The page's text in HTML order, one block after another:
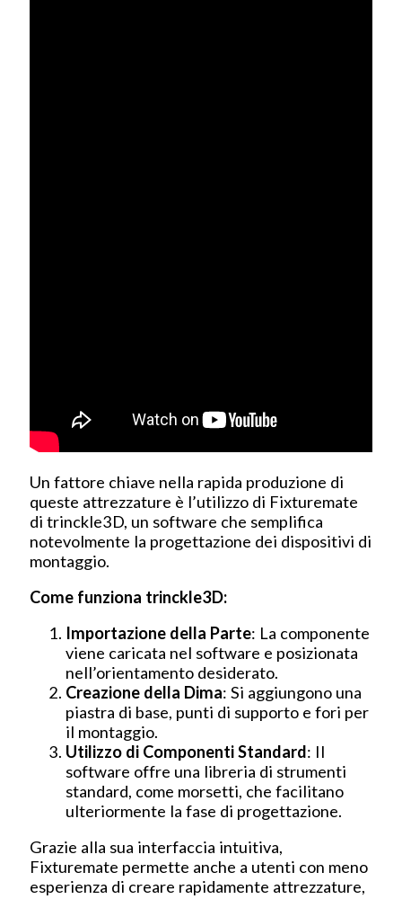
Un fattore chiave nella rapida produzione di
queste attrezzature è l’utilizzo di Fixturemate
di trinckle3D, un software che semplifica
notevolmente la progettazione dei dispositivi di
montaggio.
Come funziona trinckle3D:
Importazione della Parte: La componente
viene caricata nel software e posizionata
nell’orientamento desiderato.
Creazione della Dima: Si aggiungono una
piastra di base, punti di supporto e fori per
il montaggio.
Utilizzo di Componenti Standard: Il
software offre una libreria di strumenti
standard, come morsetti, che facilitano
ulteriormente la fase di progettazione.
Grazie alla sua interfaccia intuitiva,
Fixturemate permette anche a utenti con meno
esperienza di creare rapidamente attrezzature,